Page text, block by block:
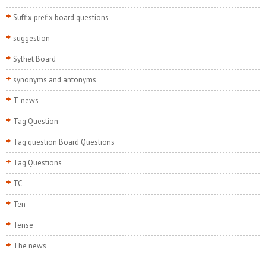
Suffix prefix board questions
suggestion
Sylhet Board
synonyms and antonyms
T-news
Tag Question
Tag question Board Questions
Tag Questions
TC
Ten
Tense
The news